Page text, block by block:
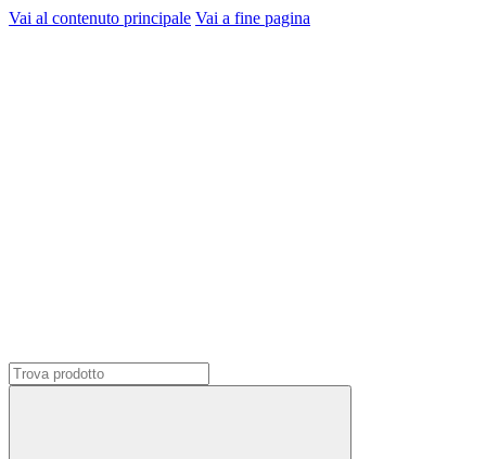
Vai al contenuto principale Vai a fine pagina